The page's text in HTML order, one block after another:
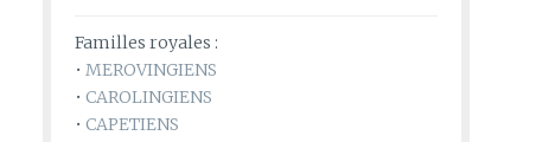
Familles royales :
• MEROVINGIENS
• CAROLINGIENS
• CAPETIENS